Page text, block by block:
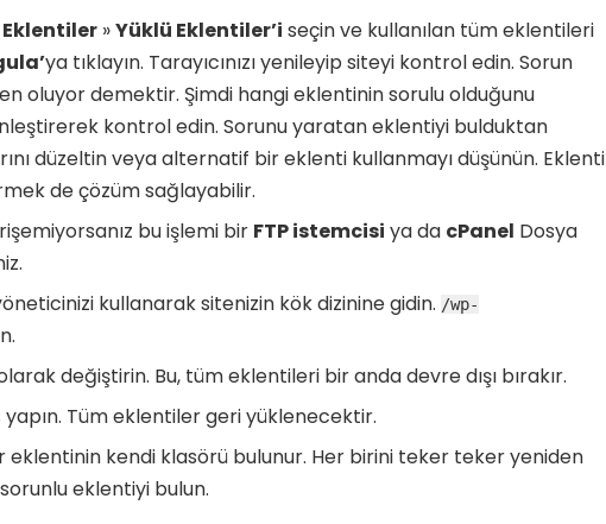
Eklentiler »Yüklü Eklentiler’i seçin ve kullanılan tüm eklentileri
ya tıklayın. Tarayıcınızı yenileyip siteyi kontrol edin. Sorun
oluyor demektir. Şimdi hangi eklentinin sorulu olduğunu
kontrol edin. Sorunu yaratan eklentiyi bulduktan
düzeltin veya alternatif bir eklenti kullanmayı düşünün. Eklenti
de çözüm sağlayabilir.
bu işlemi bir FTP istemcisi ya da cPanel Dosya
kullanarak sitenizin kök dizinine gidin. /wp-
değiştirin. Bu, tüm eklentileri bir anda devre dışı bırakır.
yapın. Tüm eklentiler geri yüklenecektir.
eklentinin kendi klasörü bulunur. Her birini teker teker yeniden
eklentiyi bulun.